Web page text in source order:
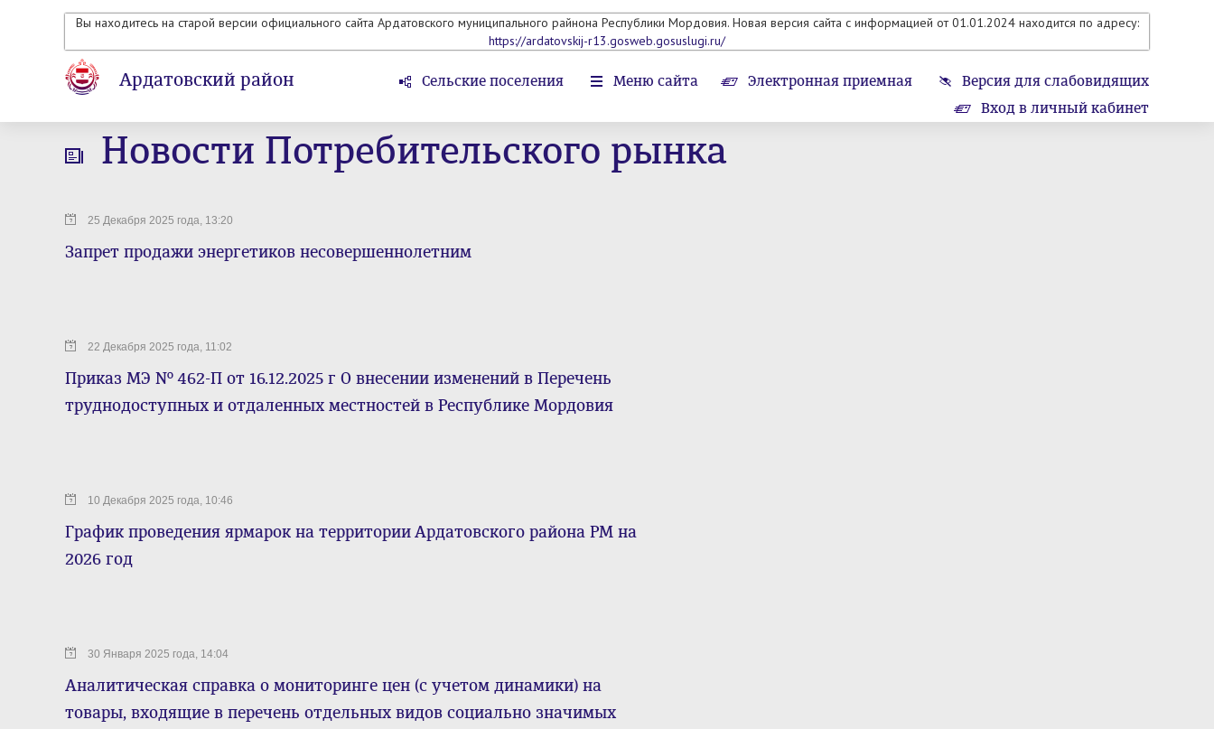
Вы находитесь на старой версии официального сайта Ардатовского муниципального райнона Республики Мордовия. Новая версия сайта с информацией от 01.01.2024 находится по адресу:
https://ardatovskij-r13.gosweb.gosuslugi.ru/
Ардатовский район Сельские поселения Меню сайта Электронная приемная
Версия для слабовидящих
Вход в личный кабинет
Новости Потребительского рынка
25 Декабря 2025 года, 13:20
Запрет продажи энергетиков несовершеннолетним
22 Декабря 2025 года, 11:02
Приказ МЭ № 462-П от 16.12.2025 г О внесении изменений в Перечень
труднодоступных и отдаленных местностей в Республике Мордовия
10 Декабря 2025 года, 10:46
График проведения ярмарок на территории Ардатовского района РМ на
2026 год
30 Января 2025 года, 14:04
Аналитическая справка о мониторинге цен (с учетом динамики) на
товары, входящие в перечень отдельных видов социально значимых